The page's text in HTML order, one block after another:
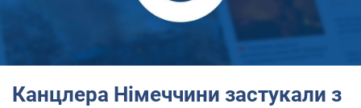
Канцлера Німеччини застукали з